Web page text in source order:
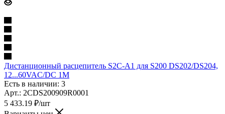
Дистанционный расцепитель S2C-A1 для S200 DS202/DS204,
12...60VAC/DC 1M
Есть в наличии: 3
Арт.: 2CDS200909R0001
5 433.19 ₽/шт